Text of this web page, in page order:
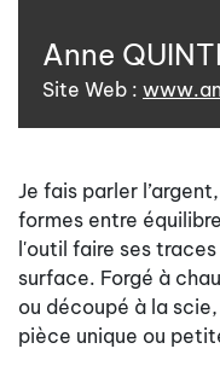
Anne
Site Web :
Je fais parler
formes entre
l'outil faire ses
surface. Forgé à
ou découpé à la
pièce unique ou